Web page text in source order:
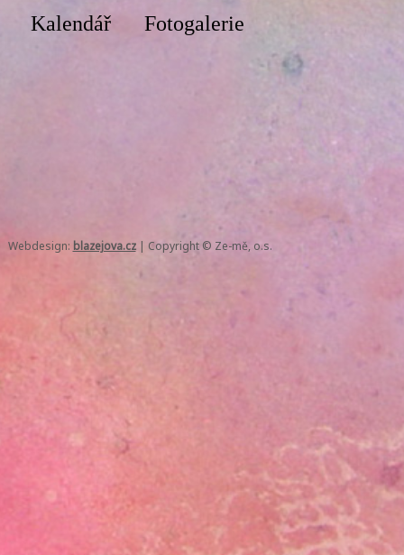
Kalendář Fotogalerie
Webdesign: blazejova.cz| Copyright © Ze-mě, o.s.